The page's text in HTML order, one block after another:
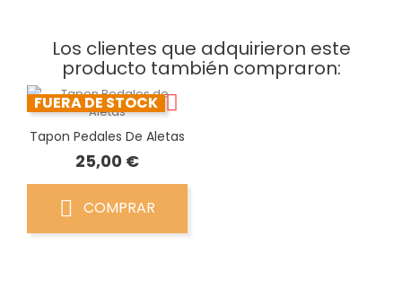
Los clientes que adquirieron este
producto también compraron:
FUERA DE STOCK
Tapon Pedales De Aletas
25,00 €Precio
COMPRAR